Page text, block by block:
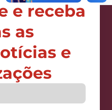
e receba
as
e